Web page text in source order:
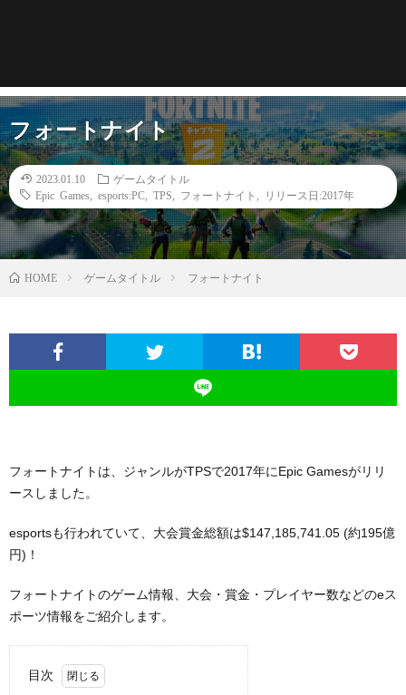
フォートナイト
2023.01.10
ゲームタイトル
Epic Games
esports:PC TPS フォートナイト リリース日:2017年
HOME ゲームタイトル フォートナイト
フォートナイトは、ジャンルがTPSで2017年にEpic Gamesがリリ
ースしました。
esportsも行われていて、大会賞金総額は$147,185,741.05 (約195億
円)！
フォートナイトのゲーム情報、大会・賞金・プレイヤー数などのeス
ポーツ情報をご紹介します。
目次